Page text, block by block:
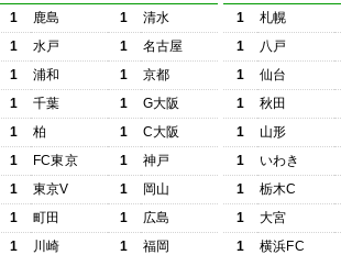
1 鹿島 1
清水
1
水戸 1
名古屋
1
浦和 1
京都
1
千葉 1
G大阪
1
柏 1
C大阪
1
FC東京 1
神戸
1
東京V 1
岡山
1
町田 1
広島
1
川崎 1
福岡
1
札幌
1
八戸
1
仙台
1
秋田
1
山形
1
いわき
1
栃木C
1
大宮
1
横浜FC